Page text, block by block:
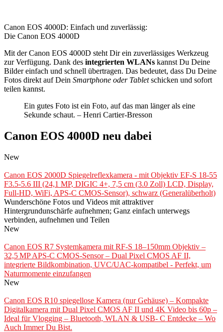
Canon EOS 4000D: Einfach und zuverlässig:
Die Canon EOS 4000D
Mit der Canon EOS 4000D steht Dir ein zuverlässiges Werkzeug
zur Verfügung. Dank des integrierten WLANs kannst Du Deine
Bilder einfach und schnell übertragen. Das bedeutet, dass Du Deine
Fotos direkt auf Dein Smartphone oder Tabletschicken und sofort
teilen kannst.
Ein gutes Foto ist ein Foto, auf das man länger als eine
Sekunde schaut. – Henri Cartier-Bresson
Canon EOS 4000D neu dabei
New
Canon EOS 2000D Spiegelreflexkamera - mit Objektiv EF-S 18-55
F3.5-5.6 III (24,1 MP, DIGIC 4+, 7,5 cm (3.0 Zoll) LCD, Display,
Full-HD, WiFi, APS-C CMOS-Sensor), schwarz (Generalüberholt)
Wunderschöne Fotos und Videos mit attraktiver
Hintergrundunschärfe aufnehmen; Ganz einfach unterwegs
verbinden, aufnehmen und Teilen
New
Canon EOS R7 Systemkamera mit RF-S 18–150mm Objektiv –
32,5 MP APS-C CMOS-Sensor – Dual Pixel CMOS AF II,
integrierte Bildkombination, UVC/UAC-kompatibel - Perfekt, um
Naturmomente einzufangen
New
Canon EOS R10 spiegellose Kamera (nur Gehäuse) – Kompakte
Digitalkamera mit Dual Pixel CMOS AF II und 4K Video bis 60p –
Ideal für Vlogging – Bluetooth, WLAN & USB- C Entdecke – Wo
Auch Immer Du Bist.